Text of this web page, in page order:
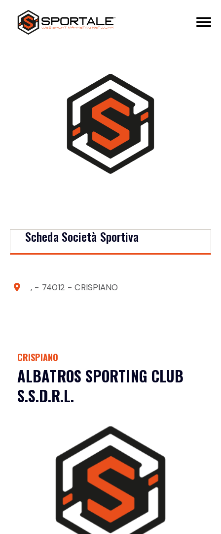
Scheda Società Sportiva
, - 74012 - CRISPIANO
CRISPIANO
ALBATROS SPORTING CLUB
S.S.D.R.L.